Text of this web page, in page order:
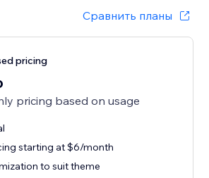
Сравнить планы
pricing
pricing based on usage
starting at $6/month
to suit theme